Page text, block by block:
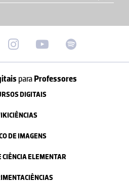
paraProfessores
DIGITAIS
DE IMAGENS
CIÊNCIA ELEMENTAR